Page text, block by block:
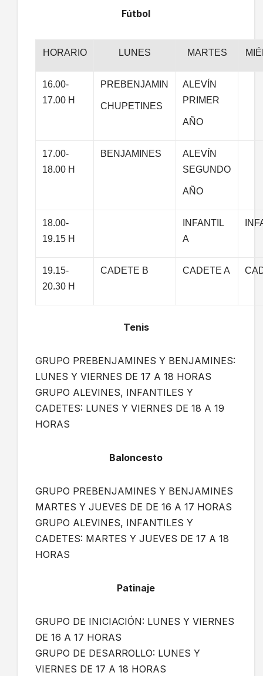
Fútbol
HORARIO LUNES MARTES
16.00-
17.00 H
PREBENJAMIN
CHUPETINES
ALEVÍN
PRIMER
AÑO
17.00-
18.00 H
BENJAMINES
ALEVÍN
SEGUNDO
AÑO
18.00-
19.15 H
INFANTIL
A
19.15-
20.30 H
CADETE B CADETE A
Tenis
GRUPO PREBENJAMINES Y BENJAMINES:
LUNES Y VIERNES DE 17 A 18 HORAS
GRUPO ALEVINES, INFANTILES Y
CADETES: LUNES Y VIERNES DE 18 A 19
HORAS
Baloncesto
GRUPO PREBENJAMINES Y BENJAMINES
MARTES Y JUEVES DE DE 16 A 17 HORAS
GRUPO ALEVINES, INFANTILES Y
CADETES: MARTES Y JUEVES DE 17 A 18
HORAS
Patinaje
GRUPO DE INICIACIÓN: LUNES Y VIERNES
DE 16 A 17 HORAS
GRUPO DE DESARROLLO: LUNES Y
VIERNES DE 17 A 18 HORAS